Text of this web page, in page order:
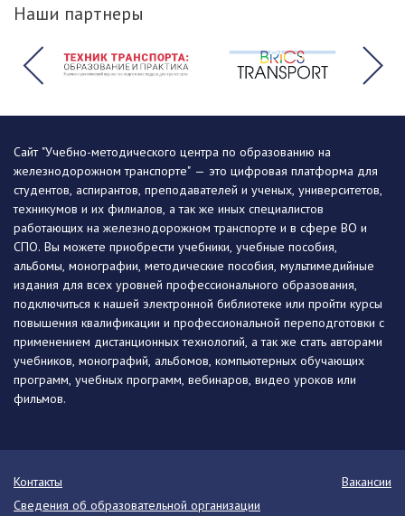
Наши партнеры
Сайт "Учебно-методического центра по образованию на
железнодорожном транспорте" — это цифровая платформа для
студентов, аспирантов, преподавателей и ученых, университетов,
техникумов и их филиалов, а так же иных специалистов
работающих на железнодорожном транспорте и в сфере ВО и
СПО. Вы можете приобрести учебники, учебные пособия,
альбомы, монографии, методические пособия, мультимедийные
издания для всех уровней профессионального образования,
подключиться к нашей электронной библиотеке или пройти курсы
повышения квалификации и профессиональной переподготовки с
применением дистанционных технологий, а так же стать авторами
учебников, монографий, альбомов, компьютерных обучающих
программ, учебных программ, вебинаров, видео уроков или
фильмов.
Контакты
Вакансии
Сведения об образовательной организации